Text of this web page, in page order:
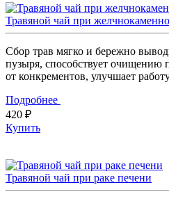
Травяной чай при
Сбор трав мягко и бережно
пузыря, способствует очищению
от конкрементов, улучшает
Подробнее
420 ₽
Купить
Травяной чай при раке печени